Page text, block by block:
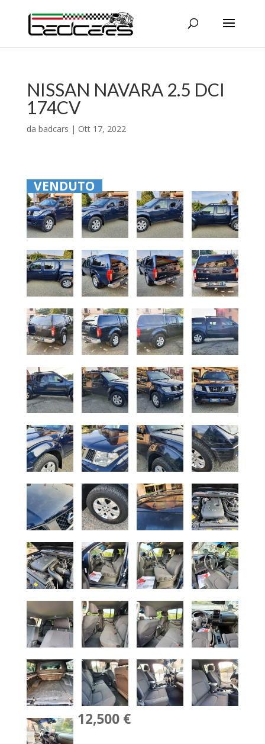
NISSAN NAVARA 2.5 DCI
174CV
da badcars | Ott 17, 2022
VENDUTO
12,500 €